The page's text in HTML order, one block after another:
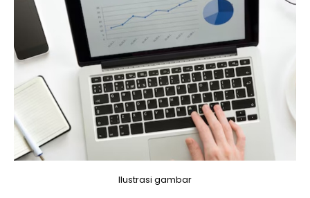
Ilustrasi gambar